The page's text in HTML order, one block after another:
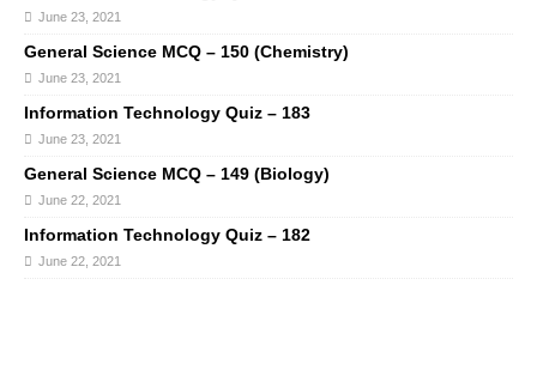
June 23, 2021
General Science MCQ – 150 (Chemistry)
June 23, 2021
Information Technology Quiz – 183
June 23, 2021
General Science MCQ – 149 (Biology)
June 22, 2021
Information Technology Quiz – 182
June 22, 2021